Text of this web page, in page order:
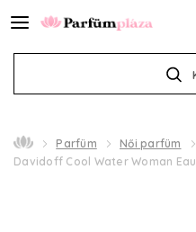
Parfüm Női parfüm
Davidoff Cool Water Woman